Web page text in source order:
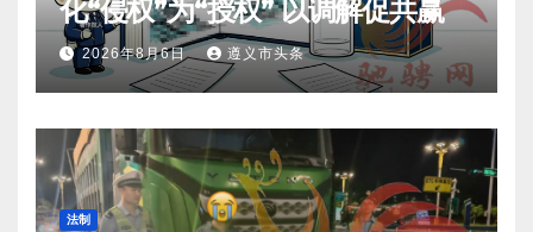
化“侵权”为“授权” 以调解促共赢
2026年8月6日 遵义市头条
法制